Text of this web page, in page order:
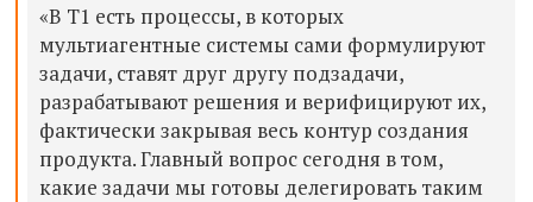
«В Т1 есть процессы, в которых
мультиагентные системы сами формулируют
задачи, ставят друг другу подзадачи,
разрабатывают решения и верифицируют их,
фактически закрывая весь контур создания
продукта. Главный вопрос сегодня в том,
какие задачи мы готовы делегировать таким